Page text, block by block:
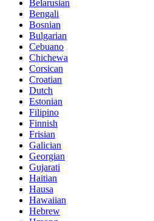
Belarusian
Bengali
Bosnian
Bulgarian
Cebuano
Chichewa
Corsican
Croatian
Dutch
Estonian
Filipino
Finnish
Frisian
Galician
Georgian
Gujarati
Haitian
Hausa
Hawaiian
Hebrew